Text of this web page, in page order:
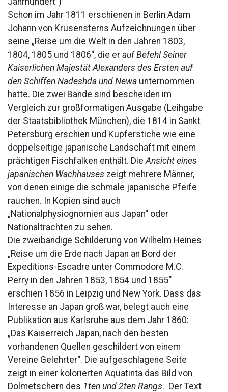
Schon im Jahr 1811 erschienen in Berlin Adam
Johann von Krusensterns Aufzeichnungen über
seine „Reise um die Welt in den Jahren 1803,
1804, 1805 und 1806“, die er auf Befehl Seiner
Kaiserlichen Majestät Alexanders des Ersten auf
den Schiffen Nadeshda und Newa unternommen
hatte. Die zwei Bände sind bescheiden im
Vergleich zur großformatigen Ausgabe (Leihgabe
der Staatsbibliothek München), die 1814 in Sankt
Petersburg erschien und Kupferstiche wie eine
doppelseitige japanische Landschaft mit einem
prächtigen Fischfalken enthält. Die Ansicht eines
japanischen Wachhauses zeigt mehrere Männer,
von denen einige die schmale japanische Pfeife
rauchen. In Kopien sind auch
„Nationalphysiognomien aus Japan“ oder
Nationaltrachten zu sehen.
Die zweibändige Schilderung von Wilhelm Heines
„Reise um die Erde nach Japan an Bord der
Expeditions-Escadre unter Commodore M.C.
Perry in den Jahren 1853, 1854 und 1855“
erschien 1856 in Leipzig und New York. Dass das
Interesse an Japan groß war, belegt auch eine
Publikation aus Karlsruhe aus dem Jahr 1860:
„Das Kaiserreich Japan, nach den besten
vorhandenen Quellen geschildert von einem
Vereine Gelehrter“. Die aufgeschlagene Seite
zeigt in einer kolorierten Aquatinta das Bild von
Dolmetschern des 1ten und 2ten Rangs. Der Text